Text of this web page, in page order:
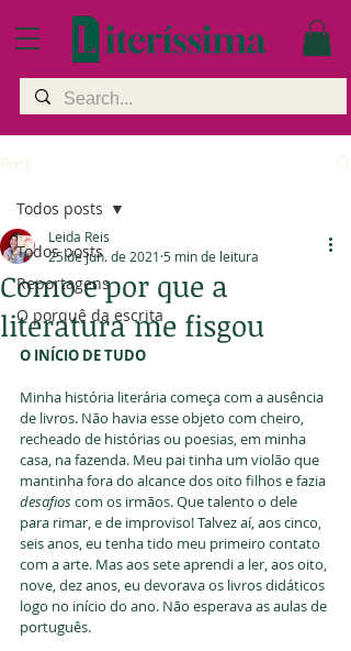
Post
Todos posts
Reportagens
O porquê da escrita
Todos posts
Como e por que a
literatura me fisgou
Leida Reis
25 de jun. de 2021 5 min de leitura
O INÍCIO DE TUDO
Minha história literária começa com a ausência
de livros. Não havia esse objeto com cheiro,
recheado de histórias ou poesias, em minha
casa, na fazenda. Meu pai tinha um violão que
mantinha fora do alcance dos oito filhos e fazia
desafios com os irmãos. Que talento o dele
para rimar, e de improviso! Talvez aí, aos cinco,
seis anos, eu tenha tido meu primeiro contato
com a arte. Mas aos sete aprendi a ler, aos oito,
nove, dez anos, eu devorava os livros didáticos
logo no início do ano. Não esperava as aulas de
português.